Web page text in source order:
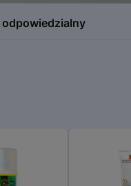
odpowiedzialny